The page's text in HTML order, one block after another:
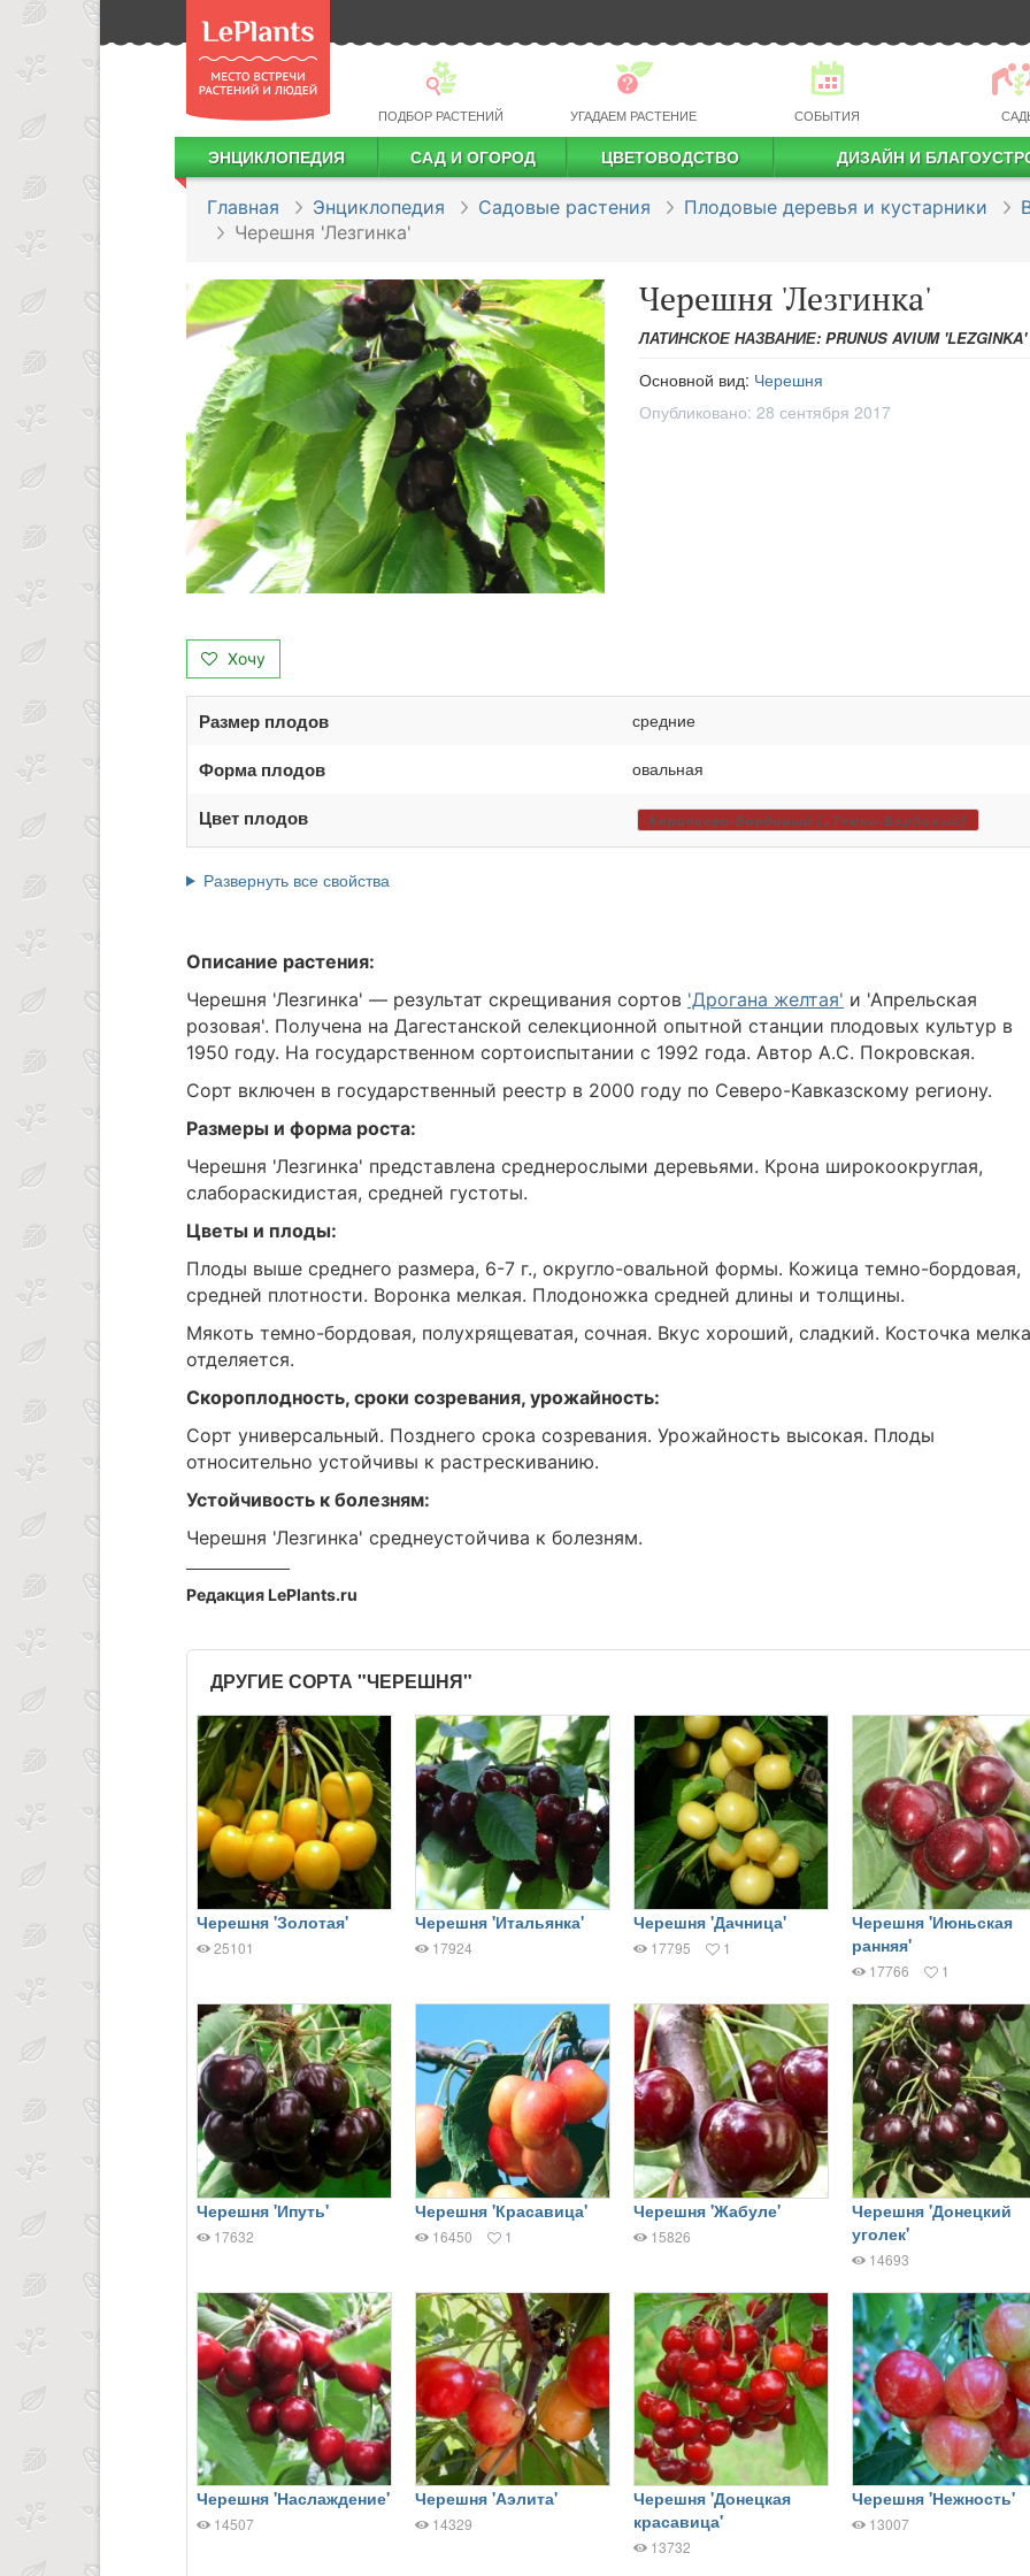
ПОДБОР РАСТЕНИЙ УГАДАЕМ РАСТЕНИЕ СОБЫТИЯ
ЭНЦИКЛОПЕДИЯ САД И ОГОРОД ЦВЕТОВОДСТВО ДИЗАЙН И
Главная Энциклопедия Садовые растения Плодовые деревья и кустарники
Черешня 'Лезгинка'
Черешня 'Лезгинка'
ЛАТИНСКОЕ НАЗВАНИЕ: PRUNUS AVIUM 'LEZGINKA'
Основной вид: Черешня
Опубликовано: 28 сентября 2017
Хочу
Размер плодов средние
Форма плодов овальная
Цвет плодов Коричнево-Бордовый (=Темно-Бордовый)
Развернуть все свойства
Описание растения:
Черешня 'Лезгинка' — результат скрещивания сортов 'Дрогана желтая' и 'Апрельская
розовая'. Получена на Дагестанской селекционной опытной станции плодовых культур в
1950 году. На государственном сортоиспытании с 1992 года. Автор А.С. Покровская.
Сорт включен в государственный реестр в 2000 году по Северо-Кавказскому региону.
Размеры и форма роста:
Черешня 'Лезгинка' представлена среднерослыми деревьями. Крона широкоокруглая,
слабораскидистая, средней густоты.
Цветы и плоды:
Плоды выше среднего размера, 6-7 г., округло-овальной формы. Кожица темно-бордовая,
средней плотности. Воронка мелкая. Плодоножка средней длины и толщины.
Мякоть темно-бордовая, полухрящеватая, сочная. Вкус хороший, сладкий. Косточка
отделяется.
Скороплодность, сроки созревания, урожайность:
Сорт универсальный. Позднего срока созревания. Урожайность высокая. Плоды
относительно устойчивы к растрескиванию.
Устойчивость к болезням:
Черешня 'Лезгинка' среднеустойчива к болезням.
Редакция LePlants.ru
ДРУГИЕ СОРТА "ЧЕРЕШНЯ"
Черешня 'Золотая'
25101
Черешня 'Итальянка'
17924
Черешня 'Дачница'
17795 1
Черешня 'Июньская
ранняя'
17766 1
Черешня 'Ипуть'
17632
Черешня 'Красавица'
16450 1
Черешня 'Жабуле'
15826
Черешня 'Донецкий
уголек'
14693
Черешня 'Наслаждение'
14507
Черешня 'Аэлита'
14329
Черешня 'Донецкая
красавица'
13732
Черешня 'Нежность'
13007